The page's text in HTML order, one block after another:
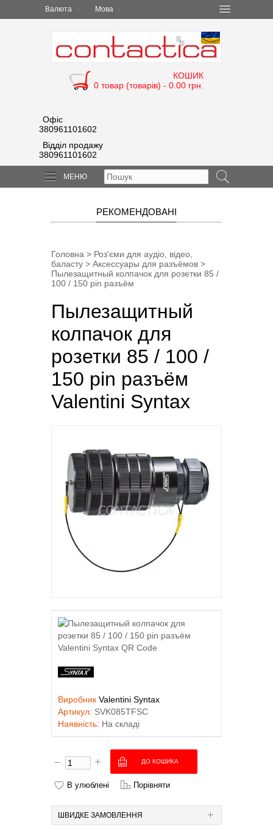
Валюта Мова
КОШИК
0 товар (товарів) - 0.00 грн.
Офіс
380961101602
Відділ продажу
380961101602
МЕНЮ
РЕКОМЕНДОВАНІ
Головна > Роз'єми для аудіо, відео,
баласту > Аксессуары для разъёмов >
Пылезащитный колпачок для розетки 85 /
100 / 150 pin разъём
Пылезащитный
колпачок для
розетки 85 / 100 /
150 pin разъём
Valentini Syntax
Виробник Valentini Syntax
Артикул: SVK085TFSC
Наявність: На складі
В улюблені Порівняти
ШВИДКЕ ЗАМОВЛЕННЯ